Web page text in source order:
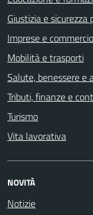
Giustizia e sicurezza
Imprese e commercio
Mobilità e trasporti
Salute, benessere e
Tributi, finanze e
Turismo
Vita lavorativa
NOVITÀ
Notizie